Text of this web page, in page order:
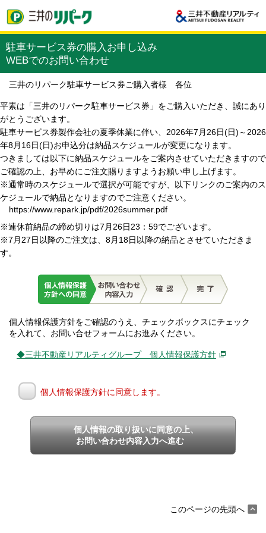
駐車サービス券の購入お申し込み
WEBでのお問い合わせ
三井のリパーク駐車サービス券ご購入者様 各位
平素は「三井のリパーク駐車サービス券」をご購入いただき、誠にあり
がとうございます。
駐車サービス券製作会社の夏季休業に伴い、2026年7月26日(日)～2026
年8月16日(日)お申込分は納品スケジュールが変更になります。
つきましては以下に納品スケジュールをご案内させていただきますので
ご確認の上、お早めにご注文賜りますようお願い申し上げます。
※通常時のスケジュールで選択が可能ですが、以下リンクのご案内のス
ケジュールで納品となりますのでご注意ください。
https://www.repark.jp/pdf/2026summer.pdf
※連休前納品の締め切りは7月26日23：59でございます。
※7月27日以降のご注文は、8月18日以降の納品とさせていただきま
す。
個人情報保護方針をご確認のうえ、チェックボックスにチェック
を入れて、お問い合せフォームにお進みください。
◆三井不動産リアルティグループ 個人情報保護方針
個人情報保護方針に同意します。
個人情報の取り扱いに同意の上、
お問い合わせ内容入力へ進む
このページの先頭へ